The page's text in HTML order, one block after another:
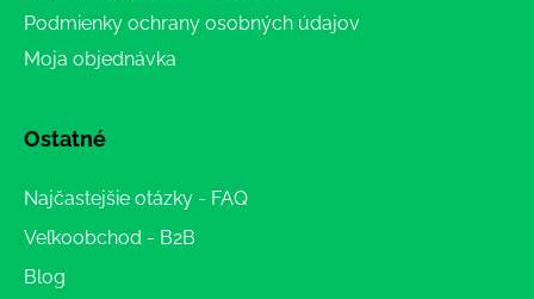
Podmienky ochrany osobných údajov
Moja objednávka
Ostatné
Najčastejšie otázky - FAQ
Veľkoobchod - B2B
Blog